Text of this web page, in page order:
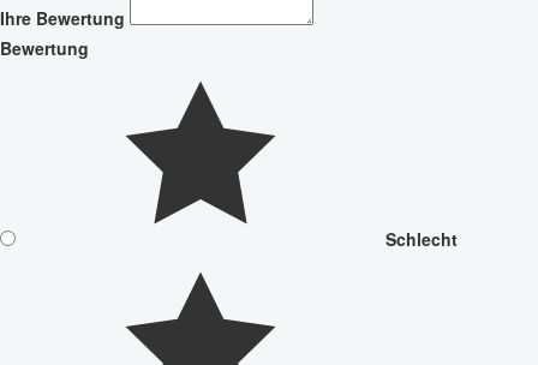
Ihre Bewertung
Bewertung
Schlecht